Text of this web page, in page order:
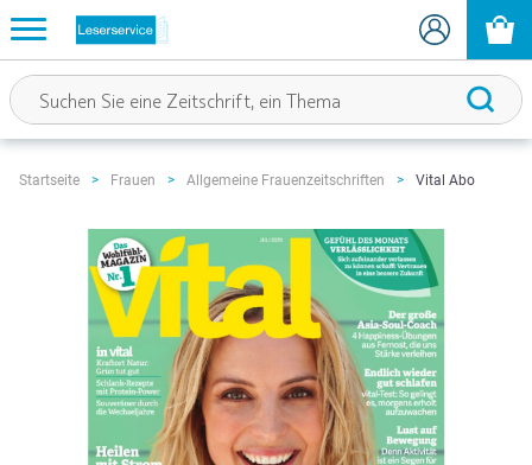
Startseite Frauen Allgemeine Frauenzeitschriften Vital Abo
Bildgalerie